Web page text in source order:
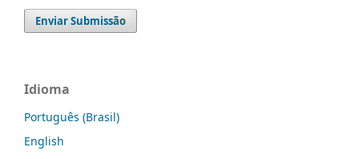
Enviar Submissão
Idioma
Português (Brasil)
English